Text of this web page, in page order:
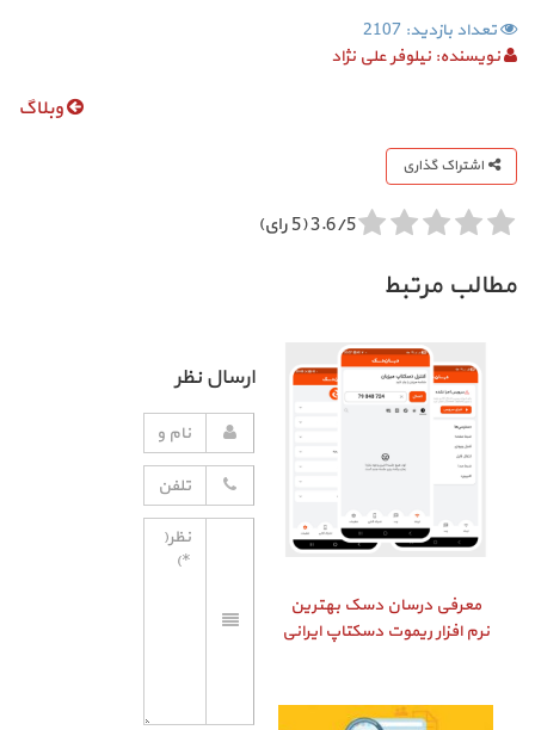
تعداد بازدید: 2107
نویسنده: نیلوفر علی نژاد
وبلاگ
اشتراک گذاری
3.6/5 (5 رای)
مطالب مرتبط
معرفی درسان دسک بهترین
نرم افزار ریموت دسکتاپ ایرانی
ارسال نظر